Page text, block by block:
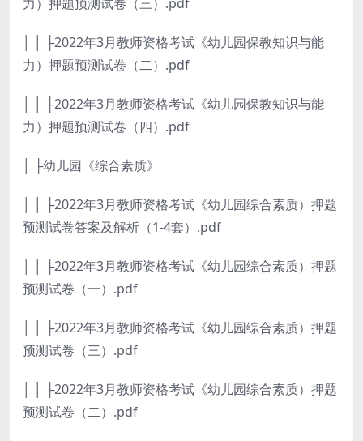
│ │ ├2022年3月教师资格考试《幼儿园保教知识与能
力）押题预测试卷（二）.pdf
│ │ ├2022年3月教师资格考试《幼儿园保教知识与能
力）押题预测试卷（四）.pdf
│ ├幼儿园《综合素质》
│ │ ├2022年3月教师资格考试《幼儿园综合素质）押题
预测试卷答案及解析（1-4套）.pdf
│ │ ├2022年3月教师资格考试《幼儿园综合素质）押题
预测试卷（一）.pdf
│ │ ├2022年3月教师资格考试《幼儿园综合素质）押题
预测试卷（三）.pdf
│ │ ├2022年3月教师资格考试《幼儿园综合素质）押题
预测试卷（二）.pdf